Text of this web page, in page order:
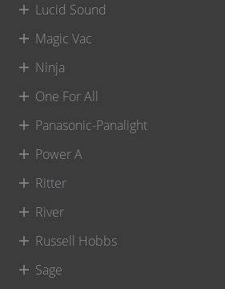
Lucid Sound
Magic Vac
Ninja
One For All
Panasonic-Panalight
Power A
Ritter
River
Russell Hobbs
Sage